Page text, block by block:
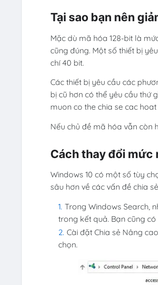
Tại sao bạn nên
Mặc dù mã hóa 128-bit là
cũng đúng. Một số thiết bị
chí 40 bit.
Các thiết bị yêu cầu các
bị cũ hơn có thể yêu cầu thứ
muon co the chia se cac
Nếu chủ đề mã hóa vẫn còn
Cách thay đổi mức
Windows 10 có một số tùy
sâu hơn về các vấn đề chia
Trong Windows Search,
trong kết quả. Bạn cũng
Cài đặt Chia sẻ Nâng
chọn.